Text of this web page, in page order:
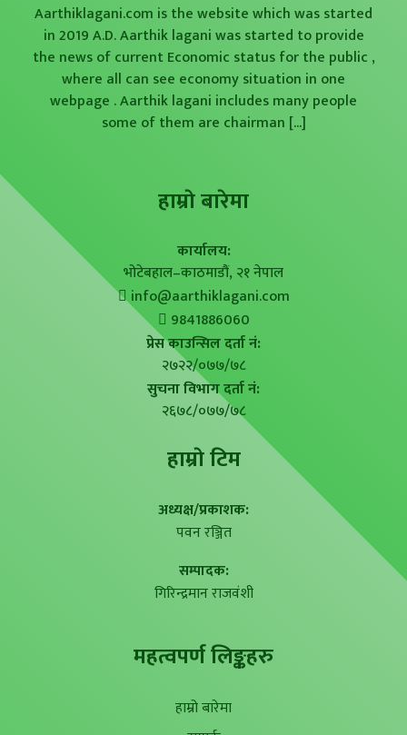
Aarthiklagani.com is the website which was started
in 2019 A.D. Aarthik lagani was started to provide
the news of current Economic status for the public ,
where all can see economy situation in one
webpage . Aarthik lagani includes many people
some of them are chairman [...]
हाम्राे बारेमा
कार्यालय:
भोटेबहाल–काठमाडौं, २१ नेपाल
info@aarthiklagani.com
9841886060
प्रेस काउन्सिल दर्ता नं:
२७२२/०७७/७८
सुचना विभाग दर्ता नं:
२६७८/०७७/७८
हाम्राे टिम
अध्यक्ष/प्रकाशक:
पवन रञ्जित
सम्पादक:
गिरिन्द्रमान राजवंशी
महत्वपर्ण लिङ्कहरु
हाम्रो बारेमा